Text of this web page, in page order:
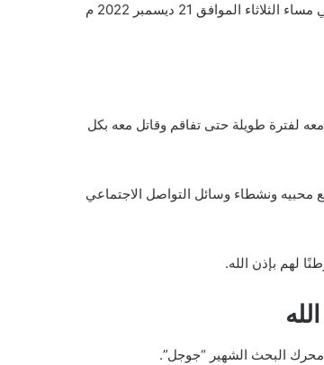
وهو الابن الرابع والأربعون لسعود بن عبد العزيز آل سعود ثاني ملوك السعودية، وتوفي مساء الثلاثاء الموافق 21 ديسمبر 2022 م
لفترة طويلة حتى تفاقم وقاتل معه بكل
محبيه ونشطاء وسائل التواصل الاجتماعي
لهم بإذن الله.
البحث الشهير “جوجل”.